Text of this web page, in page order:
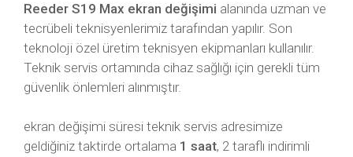
Reeder S19 Max ekran değişimi alanında uzman ve
tecrübeli teknisyenlerimiz tarafından yapılır. Son
teknoloji özel üretim teknisyen ekipmanları kullanılır.
Teknik servis ortamında cihaz sağlığı için gerekli tüm
güvenlik önlemleri alınmıştır.
ekran değişimi süresi teknik servis adresimize
geldiğiniz taktirde ortalama 1 saat, 2 taraflı indirimli